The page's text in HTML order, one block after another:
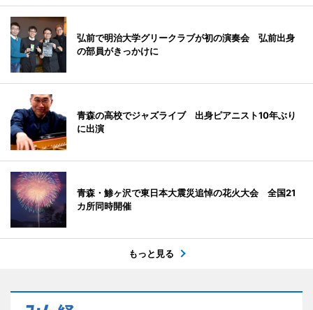
弘前で明治大学グリークラブが初の演奏会 弘前出身
の部員がきっかけに
青森の高校でジャズライブ 出身ピアニスト10年ぶり
に出演
青森・鯵ヶ沢で東日本大震災追悼の花火大会 全国21
カ所同時開催
もっと見る